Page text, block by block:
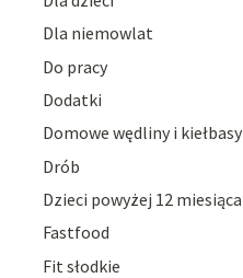
Dla niemowlat
Do pracy
Dodatki
Domowe wędliny i kiełbasy
Drób
Dzieci powyżej 12 miesiąca
Fastfood
Fit słodkie